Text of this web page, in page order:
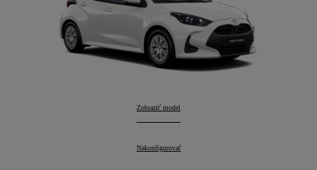
Yaris:
Zobraziť model
Yaris:
Nakonfigurovať